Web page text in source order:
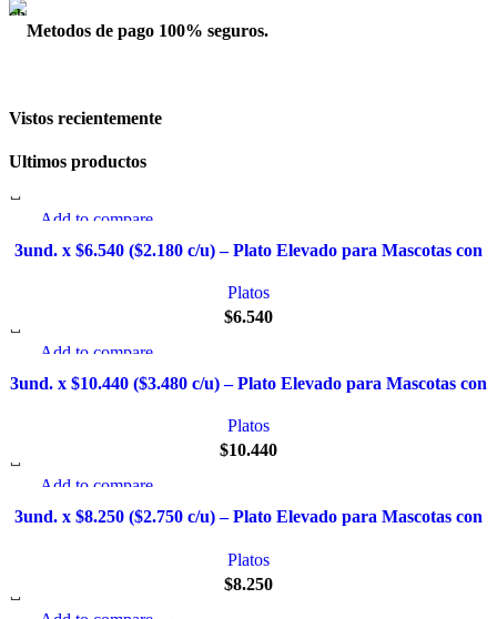
Metodos de pago 100% seguros.
Vistos recientemente
Ultimos productos
Add to compare
Quick view
3und. x $6.540 ($2.180 c/u) – Plato Elevado para Mascotas con
Platos
$6.540
Add to compare
Quick view
3und. x $10.440 ($3.480 c/u) – Plato Elevado para Mascotas con
Platos
$10.440
Add to compare
Quick view
3und. x $8.250 ($2.750 c/u) – Plato Elevado para Mascotas con
Platos
$8.250